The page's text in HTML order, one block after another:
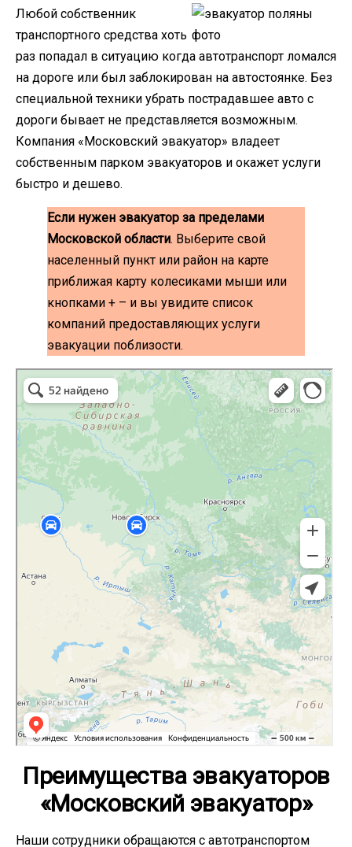
Любой собственник
транспортного средства хоть
раз попадал в ситуацию когда автотранспорт ломался
на дороге или был заблокирован на автостоянке. Без
специальной техники убрать пострадавшее авто с
дороги бывает не представляется возможным.
Компания «Московский эвакуатор» владеет
собственным парком эвакуаторов и окажет услуги
быстро и дешево.
Если нужен эвакуатор за пределами
Московской области. Выберите свой
населенный пункт или район на карте
приближая карту колесиками мыши или
кнопками + – и вы увидите список
компаний предоставляющих услуги
эвакуации поблизости.
Волоколамск
Преимущества эвакуаторов
«Московский эвакуатор»
Наши сотрудники обращаются с автотранспортом